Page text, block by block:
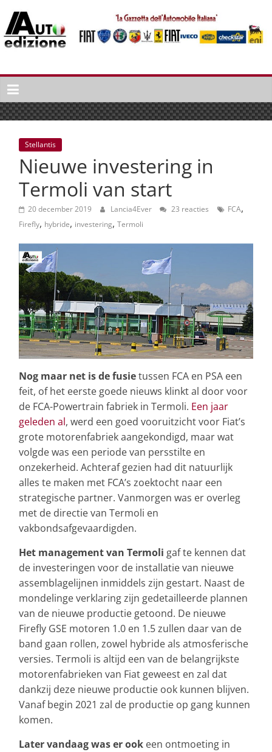
naar
inhoud
Auto
Edizione
La
Gazetta
dell'Automobile
Italiana
Italiaans
autonieuws
lifestyle
Stellantis
Nieuwe investering in
Termoli van start
20 december 2019 Lancia4Ever 23 reacties FCA,
Firefly, hybride, investering, Termoli
Nog maar net is de fusietussen FCA en PSA een
feit, of het eerste goede nieuws klinkt al door voor
de FCA-Powertrain fabriek in Termoli. Een jaar
geleden al, werd een goed vooruitzicht voor Fiat’s
grote motorenfabriek aangekondigd, maar wat
volgde was een periode van persstilte en
onzekerheid. Achteraf gezien had dit natuurlijk
alles te maken met FCA’s zoektocht naar een
strategische partner. Vanmorgen was er overleg
met de directie van Termoli en
vakbondsafgevaardigden.
Het management van Termoli gaf te kennen dat
de investeringen voor de installatie van nieuwe
assemblagelijnen inmiddels zijn gestart. Naast de
mondelinge verklaring zijn gedetailleerde plannen
van de nieuwe productie getoond. De nieuwe
Firefly GSE motoren 1.0 en 1.5 zullen daar van de
band gaan rollen, zowel hybride als atmosferische
versies. Termoli is altijd een van de belangrijkste
motorenfabrieken van Fiat geweest en zal dat
dankzij deze nieuwe productie ook kunnen blijven.
Vanaf begin 2021 zal de productie op gang kunnen
komen.
Later vandaag was er ook een ontmoeting in